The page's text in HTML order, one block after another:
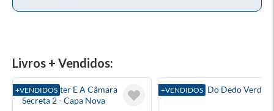
Livros + Vendidos:
+VENDIDOS
Harry Potter E A Câmara
Secreta 2 - Capa Nova
+VENDIDOS
O Menino Do Dedo Verde